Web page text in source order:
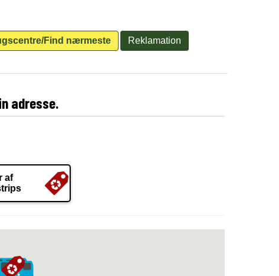
Find nærmeste Reklamation
adresse.
af